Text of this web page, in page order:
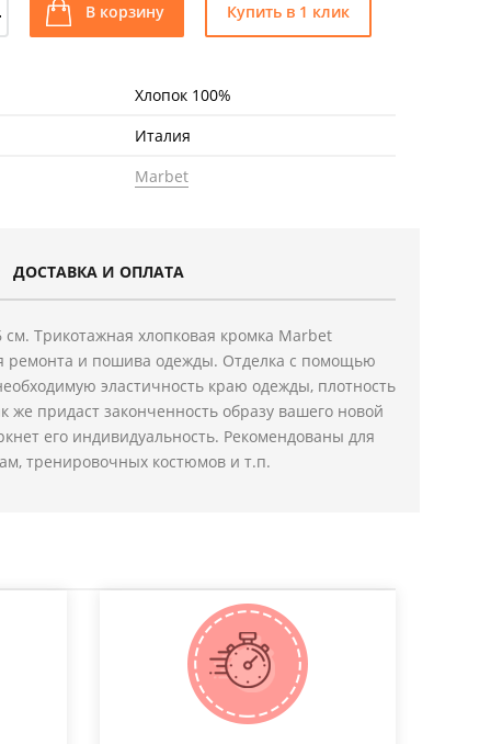
В корзину Купить в 1 клик
Хлопок 100%
Италия
Marbet
ДОСТАВКА И ОПЛАТА
см. Трикотажная хлопковая кромка Marbet
ремонта и пошива одежды. Отделка с помощью
эластичность краю одежды, плотность
же придаст законченность образу вашего новой
его индивидуальность. Рекомендованы для
тренировочных костюмов и т.п.